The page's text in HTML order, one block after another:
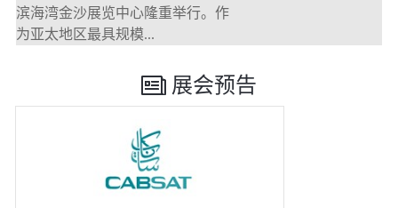
滨海湾金沙展览中心隆重举行。作
为亚太地区最具规模...
展会预告